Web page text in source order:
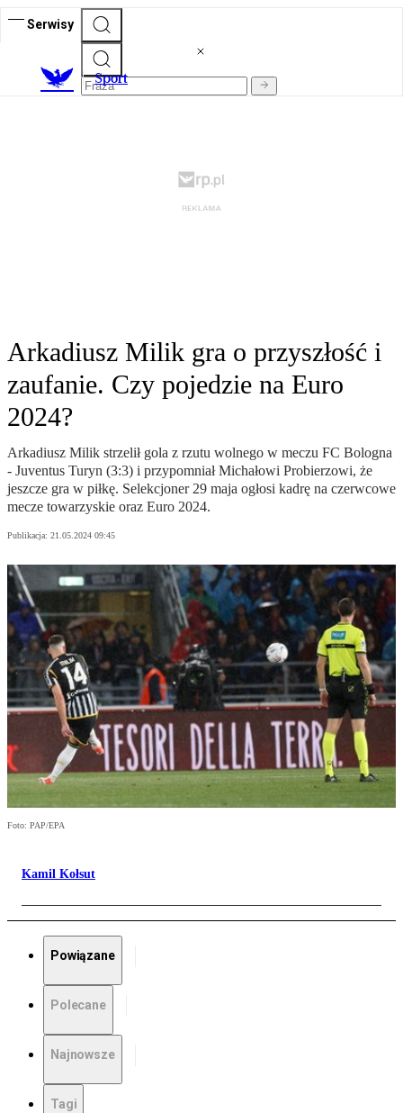
Serwisy
Sport
Arkadiusz Milik gra o przyszłość i
zaufanie. Czy pojedzie na Euro
2024?
Arkadiusz Milik strzelił gola z rzutu wolnego w meczu FC Bologna
- Juventus Turyn (3:3) i przypomniał Michałowi Probierzowi, że
jeszcze gra w piłkę. Selekcjoner 29 maja ogłosi kadrę na czerwcowe
mecze towarzyskie oraz Euro 2024.
Publikacja: 21.05.2024 09:45
Foto: PAP/EPA
Kamil Kołsut
Powiązane
Polecane
Najnowsze
Tagi